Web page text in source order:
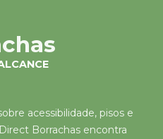
acessibilidade, pisos e
Borrachas encontra